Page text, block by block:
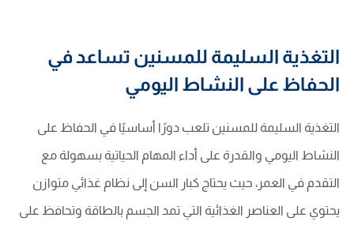
التغذية السليمة للمسنين تساعد في
الحفاظ على النشاط اليومي
التغذية السليمة للمسنين تلعب دورًا أساسيًا في الحفاظ على
النشاط اليومي والقدرة على أداء المهام الحياتية بسهولة مع
التقدم في العمر، حيث يحتاج كبار السن إلى نظام غذائي متوازن
يحتوي على العناصر الغذائية التي تمد الجسم بالطاقة وتحافظ على